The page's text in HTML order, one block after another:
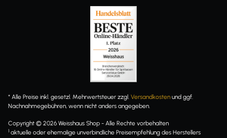
* Alle Preise inkl. gesetzl. Mehrwertsteuer zzgl. Versandkosten und ggf.
Nachnahmegebühren, wenn nicht anders angegeben.
Copyright © 2026 Weisshaus Shop - Alle Rechte vorbehalten
1 aktuelle oder ehemalige unverbindliche Preisempfehlung des Herstellers